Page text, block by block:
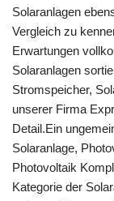
Solaranlagen
Vergleich zu
Erwartungen
Solaranlagen
Stromspeicher,
unserer Firma
Detail.Ein
Solaranlage,
Photovoltaik
Kategorie der